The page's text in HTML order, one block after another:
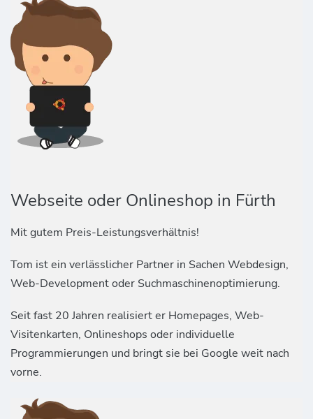
Webseite oder Onlineshop in Fürth
Mit gutem Preis-Leistungsverhältnis!
Tom ist ein verlässlicher Partner in Sachen Webdesign,
Web-Development oder Suchmaschinenoptimierung.
Seit fast 20 Jahren realisiert er Homepages, Web-
Visitenkarten, Onlineshops oder individuelle
Programmierungen und bringt sie bei Google weit nach
vorne.